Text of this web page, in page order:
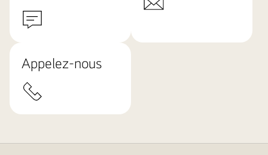
Appelez-nous